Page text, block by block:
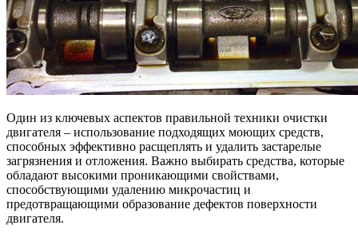
Один из ключевых аспектов правильной техники очистки
двигателя – использование подходящих моющих средств,
способных эффективно расщеплять и удалить застарелые
загрязнения и отложения. Важно выбирать средства, которые
обладают высокими проникающими свойствами,
способствующими удалению микрочастиц и
предотвращающими образование дефектов поверхности
двигателя.